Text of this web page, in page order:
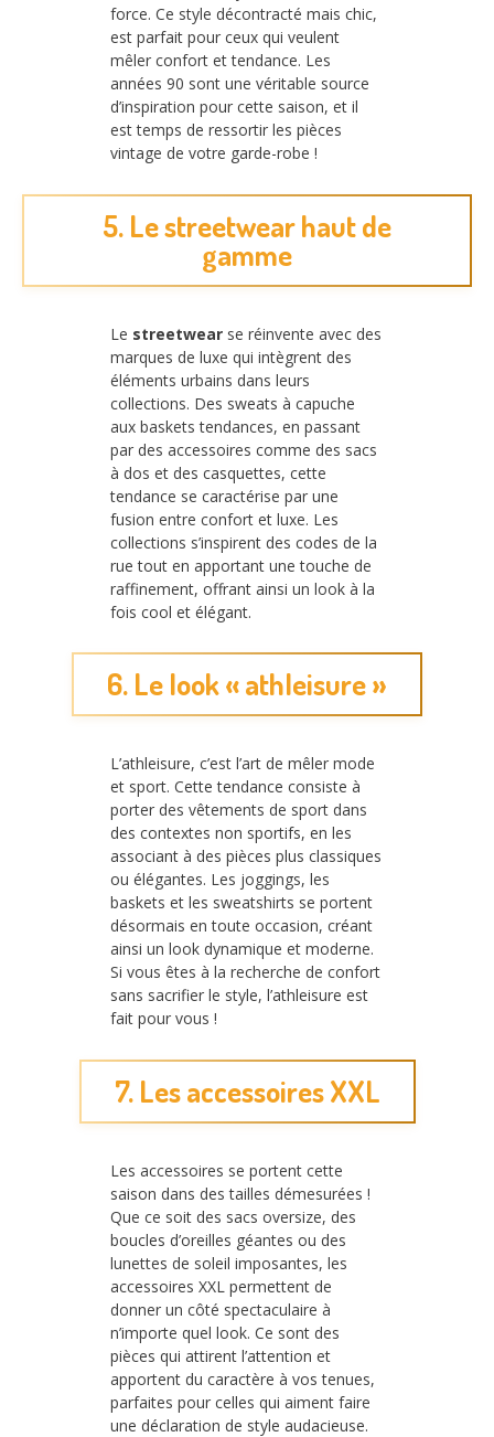
force. Ce style décontracté mais chic,
est parfait pour ceux qui veulent
mêler confort et tendance. Les
années 90 sont une véritable source
d’inspiration pour cette saison, et il
est temps de ressortir les pièces
vintage de votre garde-robe !
5. Le streetwear haut de
gamme
Le streetwear se réinvente avec des
marques de luxe qui intègrent des
éléments urbains dans leurs
collections. Des sweats à capuche
aux baskets tendances, en passant
par des accessoires comme des sacs
à dos et des casquettes, cette
tendance se caractérise par une
fusion entre confort et luxe. Les
collections s’inspirent des codes de la
rue tout en apportant une touche de
raffinement, offrant ainsi un look à la
fois cool et élégant.
6. Le look « athleisure »
L’athleisure, c’est l’art de mêler mode
et sport. Cette tendance consiste à
porter des vêtements de sport dans
des contextes non sportifs, en les
associant à des pièces plus classiques
ou élégantes. Les joggings, les
baskets et les sweatshirts se portent
désormais en toute occasion, créant
ainsi un look dynamique et moderne.
Si vous êtes à la recherche de confort
sans sacrifier le style, l’athleisure est
fait pour vous !
7. Les accessoires XXL
Les accessoires se portent cette
saison dans des tailles démesurées !
Que ce soit des sacs oversize, des
boucles d’oreilles géantes ou des
lunettes de soleil imposantes, les
accessoires XXL permettent de
donner un côté spectaculaire à
n’importe quel look. Ce sont des
pièces qui attirent l’attention et
apportent du caractère à vos tenues,
parfaites pour celles qui aiment faire
une déclaration de style audacieuse.